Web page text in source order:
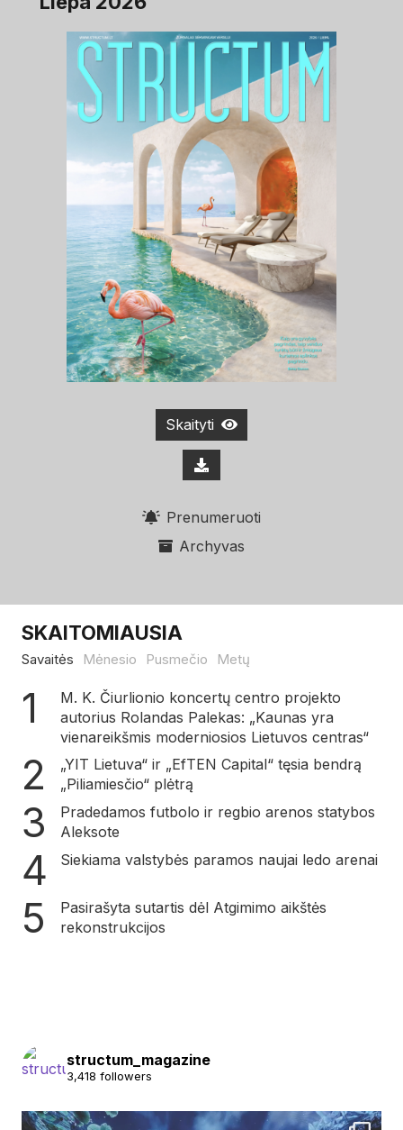
Skaityti
Prenumeruoti
Archyvas
SKAITOMIAUSIA
Savaitės Mėnesio Pusmečio Metų
M. K. Čiurlionio koncertų centro projekto
autorius Rolandas Palekas: „Kaunas yra
vienareikšmis moderniosios Lietuvos centras“
„YIT Lietuva“ ir „EfTEN Capital“ tęsia bendrą
„Piliamiesčio“ plėtrą
Pradedamos futbolo ir regbio arenos statybos
Aleksote
Siekiama valstybės paramos naujai ledo arenai
Pasirašyta sutartis dėl Atgimimo aikštės
rekonstrukcijos
structum_magazine
3,418 followers